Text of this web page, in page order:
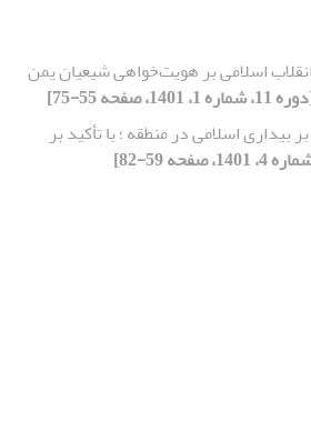
اسلامی بر هویت‌خواهی شیعیان یمن
شماره 1، 1401، صفحه 55-75]
بیداری اسلامی در منطقه ؛ با تأکید بر